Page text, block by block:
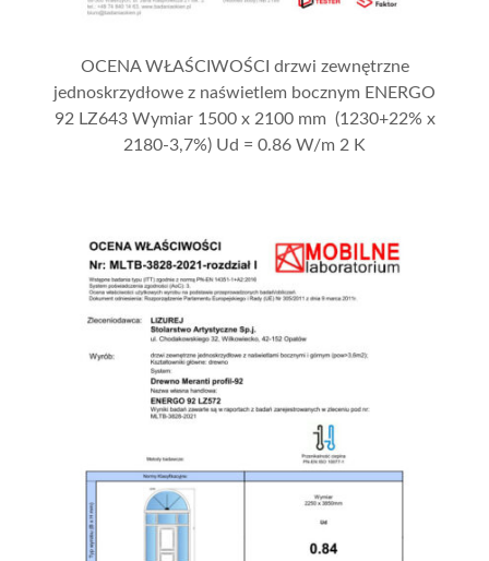
OCENA WŁAŚCIWOŚCI drzwi zewnętrzne
jednoskrzydłowe z naświetlem bocznym ENERGO
92 LZ643 Wymiar 1500 x 2100 mm (1230+22% x
2180-3,7%) Ud = 0.86 W/m 2 K